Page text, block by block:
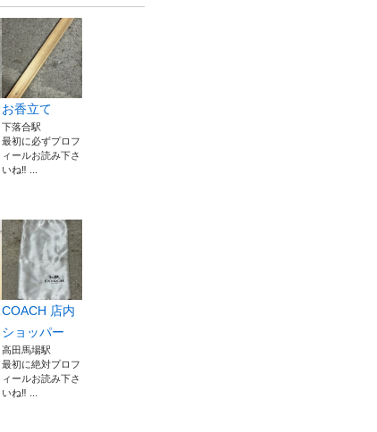
お香立て
下落合駅
最初に必ずプロフ
ィールお読み下さ
いね‼️ ...
COACH 店内
ショッパー
高田馬場駅
最初に絶対プロフ
ィールお読み下さ
いね‼️ ...